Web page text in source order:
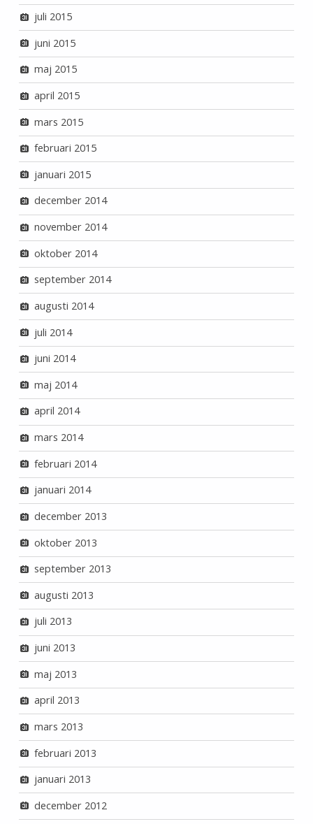
juli 2015
juni 2015
maj 2015
april 2015
mars 2015
februari 2015
januari 2015
december 2014
november 2014
oktober 2014
september 2014
augusti 2014
juli 2014
juni 2014
maj 2014
april 2014
mars 2014
februari 2014
januari 2014
december 2013
oktober 2013
september 2013
augusti 2013
juli 2013
juni 2013
maj 2013
april 2013
mars 2013
februari 2013
januari 2013
december 2012